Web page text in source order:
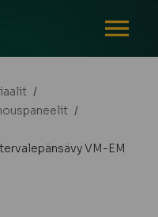
/
/
VM-EM